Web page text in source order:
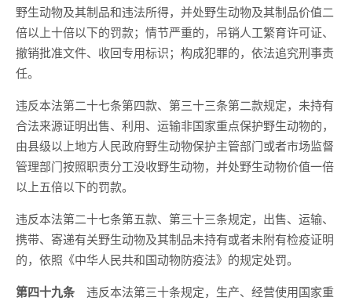
野生动物及其制品和违法所得，并处野生动物及其制品价值二
倍以上十倍以下的罚款；情节严重的，吊销人工繁育许可证、
撤销批准文件、收回专用标识；构成犯罪的，依法追究刑事责
任。
违反本法第二十七条第四款、第三十三条第二款规定，未持有
合法来源证明出售、利用、运输非国家重点保护野生动物的，
由县级以上地方人民政府野生动物保护主管部门或者市场监督
管理部门按照职责分工没收野生动物，并处野生动物价值一倍
以上五倍以下的罚款。
违反本法第二十七条第五款、第三十三条规定，出售、运输、
携带、寄递有关野生动物及其制品未持有或者未附有检疫证明
的，依照《中华人民共和国动物防疫法》的规定处罚。
第四十九条 违反本法第三十条规定，生产、经营使用国家重